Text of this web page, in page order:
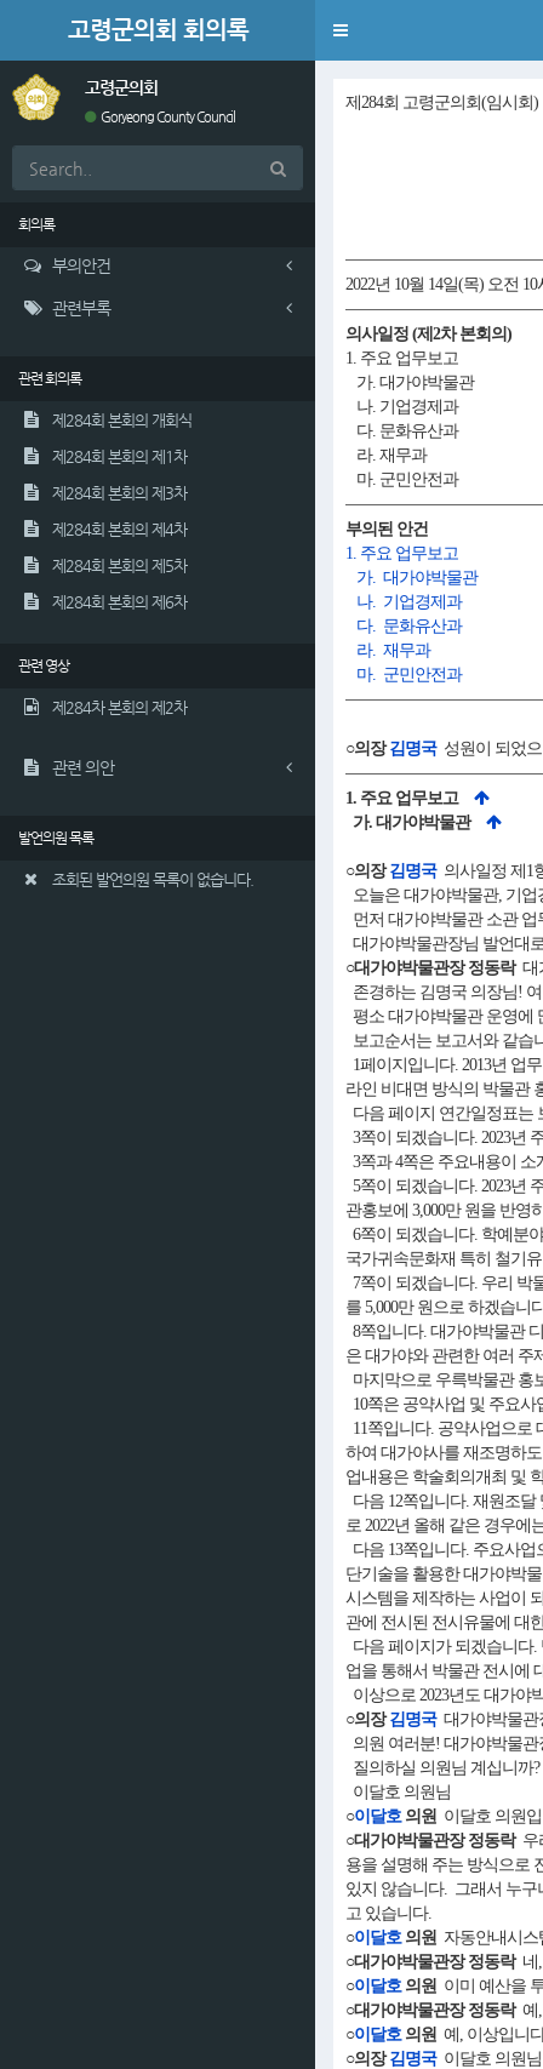
고령군의회 회의록
Toggle
고령군의회
Goryeong County Council
회의록
부의안건
관련부록
관련 회의록
제284회 본회의 개회식
제284회 본회의 제1차
제284회 본회의 제3차
제284회 본회의 제4차
제284회 본회의 제5차
제284회 본회의 제6차
관련 영상
제284차 본회의 제2차
관련 의안
발언의원 목록
조회된 발언의원 목록이 없습니다.
제284회 고령군의회(임시회)
2022년 10월 14일(목) 오전 10
의사일정 (제2차 본회의)
1. 주요 업무보고
가. 대가야박물관
나. 기업경제과
다. 문화유산과
라. 재무과
마. 군민안전과
부의된 안건
1. 주요 업무보고
가. 대가야박물관
나. 기업경제과
다. 문화유산과
라. 재무과
마. 군민안전과
○의장김명국성원이 되었으
1. 주요 업무보고
가. 대가야박물관
○의장김명국의사일정 제1
오늘은 대가야박물관, 기
먼저 대가야박물관 소관
대가야박물관장님 발언대
○대가야박물관장 정동락대
존경하는 김명국 의장님!
평소 대가야박물관 운영에
보고순서는 보고서와 같습
1페이지입니다. 2013년 업
라인 비대면 방식의 박물관
다음 페이지 연간일정표는
3쪽이 되겠습니다. 2023년
3쪽과 4쪽은 주요내용이 소
5쪽이 되겠습니다. 2023년
관홍보에 3,000만 원을 반영
6쪽이 되겠습니다. 학예분
국가귀속문화재 특히 철기
7쪽이 되겠습니다. 우리 박
를 5,000만 원으로 하겠습
8쪽입니다. 대가야박물관
은 대가야와 관련한 여러 주
마지막으로 우륵박물관 홍
10쪽은 공약사업 및 주요
11쪽입니다. 공약사업으로
하여 대가야사를 재조명하
업내용은 학술회의개최 및
다음 12쪽입니다. 재원조달
로 2022년 올해 같은 경우에
다음 13쪽입니다. 주요사
단기술을 활용한 대가야박
시스템을 제작하는 사업이
관에 전시된 전시유물에 대
다음 페이지가 되겠습니다.
업을 통해서 박물관 전시에
이상으로 2023년도 대가야
○의장김명국대가야박물관
의원 여러분! 대가야박물
질의하실 의원님 계십니까?
이달호 의원님
○이달호의원 이달호 의원
○대가야박물관장 정동락우
용을 설명해 주는 방식으로
있지 않습니다. 그래서 누구
고 있습니다.
○이달호의원 자동안내시스
○대가야박물관장 정동락네,
○이달호의원 이미 예산을
○대가야박물관장 정동락예,
○이달호의원 예, 이상입니
○의장김명국이달호 의원님